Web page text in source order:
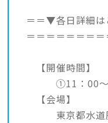
＝＝▼各日詳細は
＝＝＝＝＝＝＝
【開催時間】
①11：00～
【会場】
東京都水道歴